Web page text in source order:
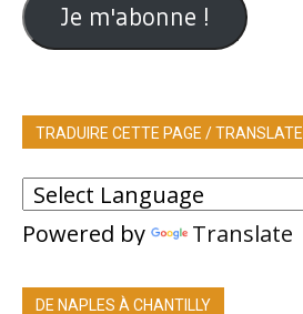
Je m'abonne !
TRADUIRE CETTE PAGE / TRANSLATE
Powered by Translate
DE NAPLES À CHANTILLY